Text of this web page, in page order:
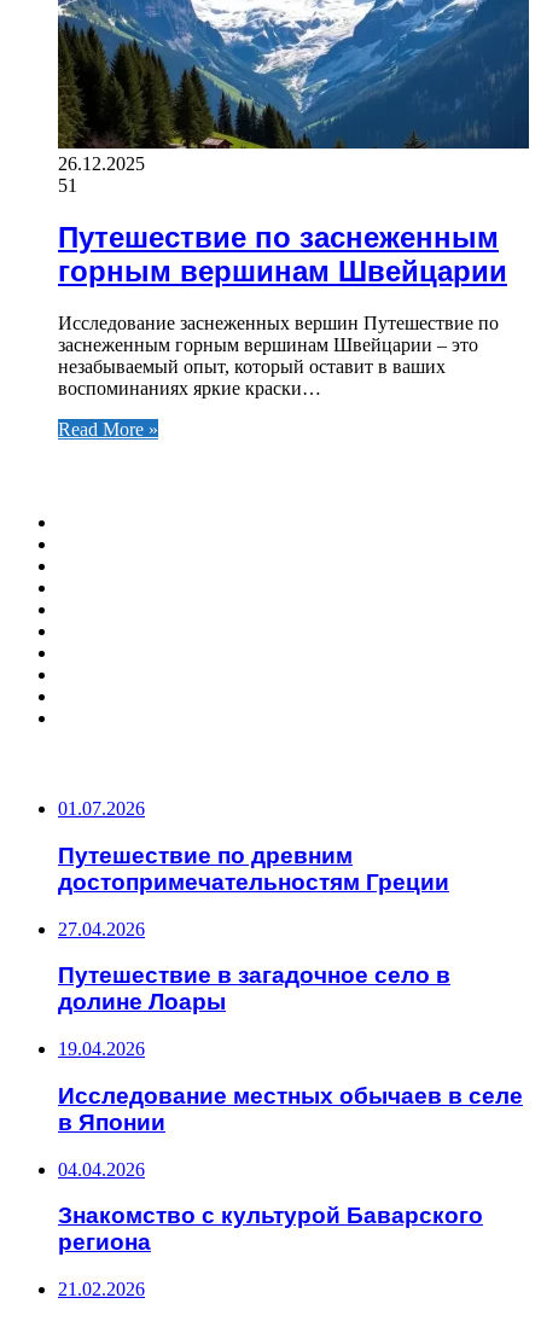
26.12.2025
51
Путешествие по заснеженным
горным вершинам Швейцарии
Исследование заснеженных вершин Путешествие по
заснеженным горным вершинам Швейцарии – это
незабываемый опыт, который оставит в ваших
воспоминаниях яркие краски…
Read More »
01.07.2026
Путешествие по древним
достопримечательностям Греции
27.04.2026
Путешествие в загадочное село в
долине Лоары
19.04.2026
Исследование местных обычаев в селе
в Японии
04.04.2026
Знакомство с культурой Баварского
региона
21.02.2026